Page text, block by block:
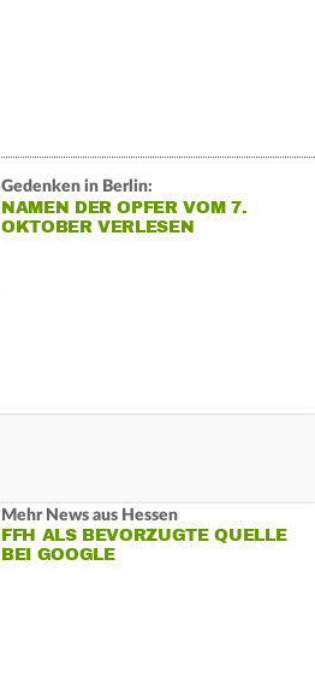
Gedenken in Berlin:
NAMEN DER OPFER VOM 7.
OKTOBER VERLESEN
Mehr News aus Hessen
FFH ALS BEVORZUGTE QUELLE
BEI GOOGLE